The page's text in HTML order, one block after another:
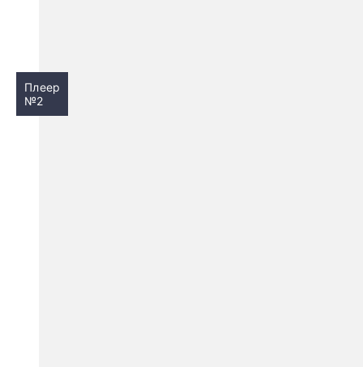
Плеер
№2